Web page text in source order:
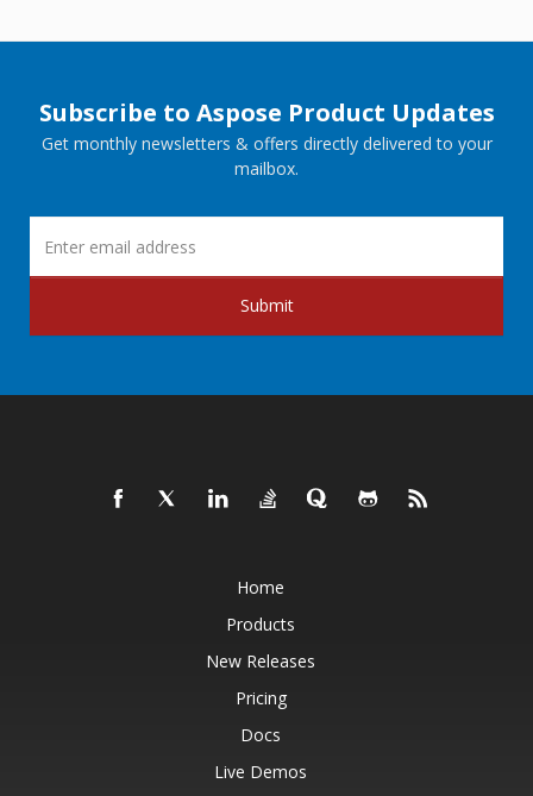
Subscribe to Aspose Product Updates
Get monthly newsletters & offers directly delivered to your
mailbox.
Submit
Home
Products
New Releases
Pricing
Docs
Live Demos